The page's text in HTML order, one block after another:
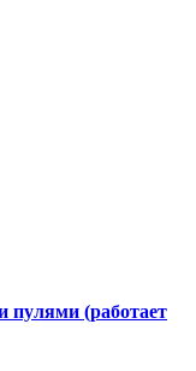
(работает